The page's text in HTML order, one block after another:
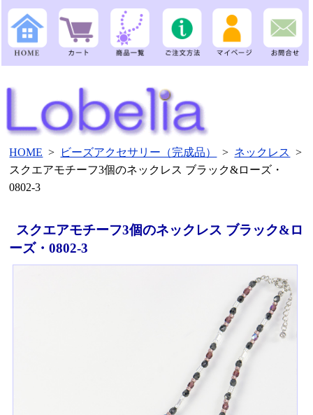
HOME > ビーズアクセサリー（完成品） > ネックレス
>
スクエアモチーフ3個のネックレス ブラック&ローズ・
0802-3
スクエアモチーフ3個のネックレス ブラック&ロ
ーズ・0802-3